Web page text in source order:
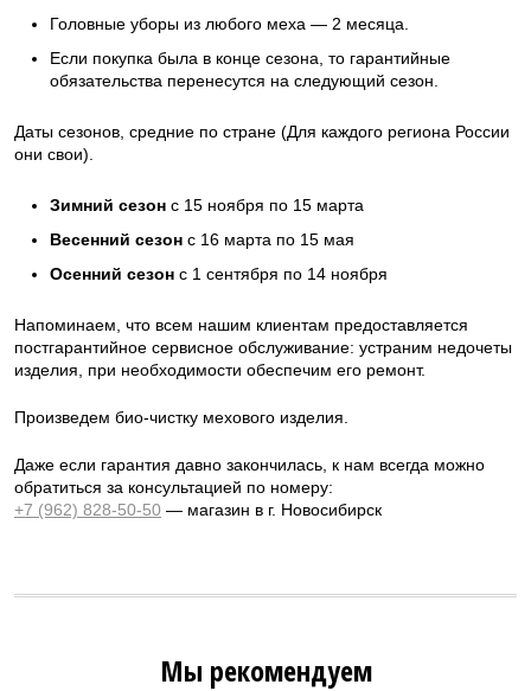
Головные уборы из любого меха — 2 месяца.
Если покупка была в конце сезона, то гарантийные
обязательства перенесутся на следующий сезон.
Даты сезонов, средние по стране (Для каждого региона России
они свои).
Зимний сезон с 15 ноября по 15 марта
Весенний сезон с 16 марта по 15 мая
Осенний сезон с 1 сентября по 14 ноября
Напоминаем, что всем нашим клиентам предоставляется
постгарантийное сервисное обслуживание: устраним недочеты
изделия, при необходимости обеспечим его ремонт.
Произведем био-чистку мехового изделия.
Даже если гарантия давно закончилась, к нам всегда можно
обратиться за консультацией по номеру:
+7 (962) 828-50-50 — магазин в г. Новосибирск
Мы рекомендуем